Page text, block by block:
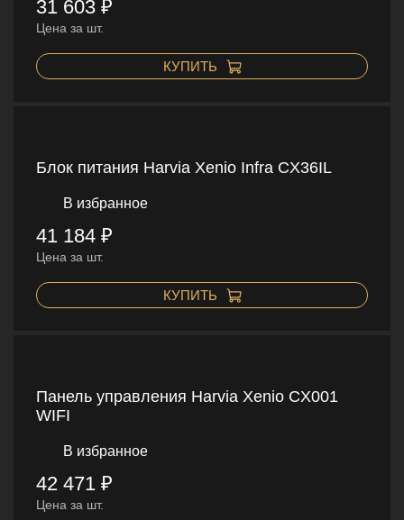
31 603 ₽
Цена за шт.
КУПИТЬ
Блок питания Harvia Xenio Infra CX36IL
В избранное
41 184 ₽
Цена за шт.
КУПИТЬ
Панель управления Harvia Xenio CX001
WIFI
В избранное
42 471 ₽
Цена за шт.